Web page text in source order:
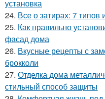
установка
24. Все о затирах: 7
25. Как правильно
фасад дома
26. Вкусные рецепты с
брокколи
27. Отделка дома
стильный способ защиты